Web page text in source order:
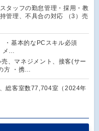
タッフの勤怠管理・採用・教
管理、不具合の対応 （3）売
・基本的なPCスキル必須
メ…
、マネジメント、接客(サー
方 ・携…
総客室数77,704室（2024年